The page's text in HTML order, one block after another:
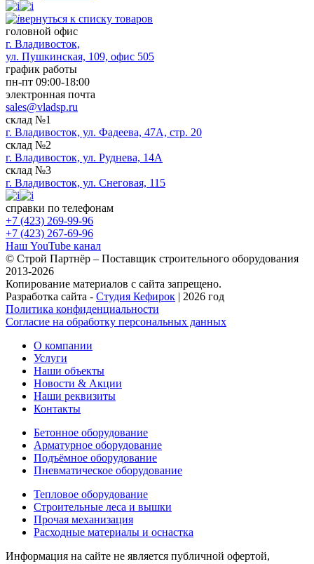
вернуться к списку товаров
головной офис
​г. Владивосток,
ул. Пушкинская, 109, офис 505
график работы
пн-пт 09:00-18:00
электронная почта
sales@vladsp.ru
склад №1
г. Владивосток, ул. Фадеева, 47А, стр. 20
склад №2
г. Владивосток, ул. Руднева, 14А
склад №3
г. Владивосток, ул. Снеговая, 115
справки по телефонам
+7 (423) 269-99-96
+7 (423) 267-69-96
Наш YouTube канал
© Строй Партнёр – Поставщик строительного оборудования
2013-2026
Копирование материалов с сайта запрещено.
Разработка сайта - Студия Кефирок | 2026 год
Политика конфиденциальности
Согласие на обработку персональных данных
О компании
Услуги
Наши объекты
Новости & Акции
Наши реквизиты
Контакты
Бетонное оборудование
Арматурное оборудование
Подъёмное оборудование
Пневматическое оборудование
Тепловое оборудование
Строительные леса и вышки
Прочая механизация
Расходные материалы и оснастка
Информация на сайте не является публичной офертой,